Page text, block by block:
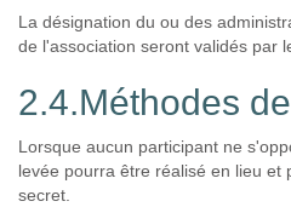
La désignation du ou des
de l'association seront validés par
2.4.Méthodes
Lorsque aucun participant ne
levée pourra être réalisé en lieu et
secret.